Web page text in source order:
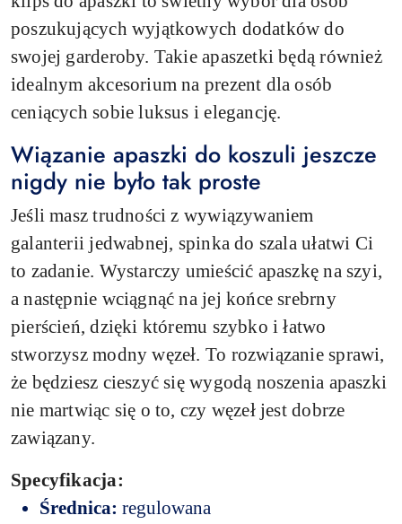
poszukujących wyjątkowych dodatków do
swojej garderoby. Takie apaszetki będą również
idealnym akcesorium na prezent dla osób
ceniących sobie luksus i elegancję.
Wiązanie apaszki do koszuli jeszcze
nigdy nie było tak proste
Jeśli masz trudności z wywiązywaniem
galanterii jedwabnej, spinka do szala ułatwi Ci
to zadanie. Wystarczy umieścić apaszkę na szyi,
a następnie wciągnąć na jej końce srebrny
pierścień, dzięki któremu szybko i łatwo
stworzysz modny węzeł. To rozwiązanie sprawi,
że będziesz cieszyć się wygodą noszenia apaszki
nie martwiąc się o to, czy węzeł jest dobrze
zawiązany.
Specyfikacja:
Średnica: regulowana